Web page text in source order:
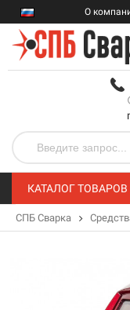
RUB
О
КАТАЛОГ ТОВАРОВ
СПБ Сварка